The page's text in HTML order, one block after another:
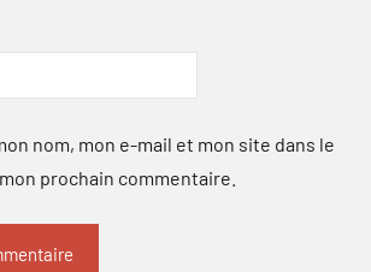
nom, mon e-mail et mon site dans le
prochain commentaire.